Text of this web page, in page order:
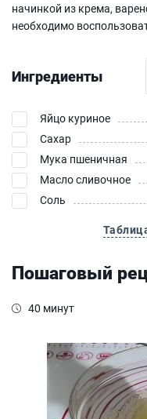
начинкой из крема,
необходимо
Ингредиенты
Яйцо куриное
Сахар
Мука пшеничная
Масло сливочное
Соль
Пошаговый
40 минут